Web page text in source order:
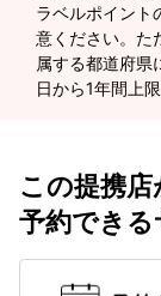
ラベルポイント
意ください。た
属する都道府県
日から1年間上
この提携店
予約できる